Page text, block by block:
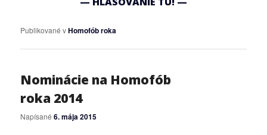
Publikované vHomofób roka
Nominácie na Homofób
roka 2014
Napísané6. mája 2015